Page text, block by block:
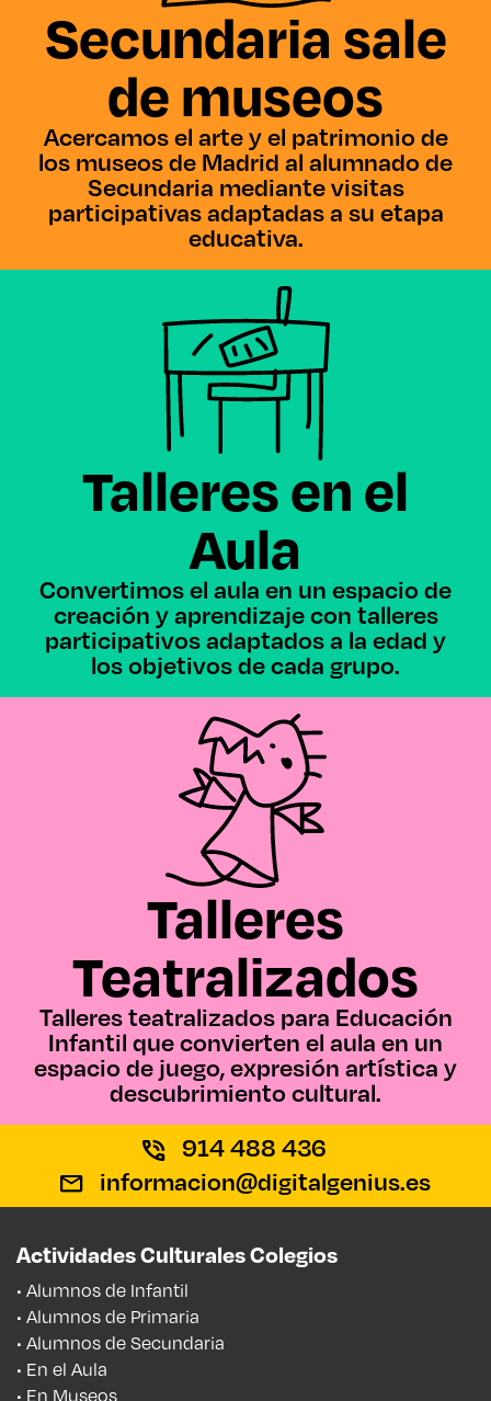
Secundaria sale
de museos
Acercamos el arte y el patrimonio de
los museos de Madrid al alumnado de
Secundaria mediante visitas
participativas adaptadas a su etapa
educativa.
Talleres en el
Aula
Convertimos el aula en un espacio de
creación y aprendizaje con talleres
participativos adaptados a la edad y
los objetivos de cada grupo.
Talleres
Teatralizados
Talleres teatralizados para Educación
Infantil que convierten el aula en un
espacio de juego, expresión artística y
descubrimiento cultural.
914 488 436
informacion@digitalgenius.es
Actividades Culturales Colegios
• Alumnos de Infantil
• Alumnos de Primaria
• Alumnos de Secundaria
• En el Aula
• En Museos